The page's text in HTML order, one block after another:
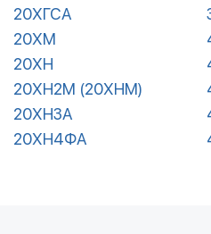
20ХГСА
20ХМ
20ХН
20ХН2М (20ХНМ)
20ХН3А
20ХН4ФА